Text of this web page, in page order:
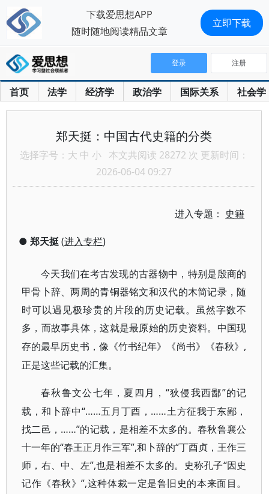
首页 法学 经济学 政治学 国际关系 社会学
登录 注册
郑天挺：中国古代史籍的分类
选择字号： 大 中 小 本文共阅读 28272 次 更新时间：
2026-06-04 09:27
进入专题： 史籍
● 郑天挺(进入专栏)
今天我们在考古发现的古器物中，特别是殷商的
甲骨卜辞、两周的青铜器铭文和汉代的木简记录，随
时可以遇见极珍贵的片段的历史记载。虽然字数不
多，而故事具体，这就是最原始的历史资料。中国现
存的最早历史书，像《竹书纪年》《尚书》《春秋》 ,
正是这些记载的汇集。
春秋鲁文公七年，夏四月， “狄侵我西鄙”的记
载，和卜辞中“……五月丁酉，……土方征我于东鄙，
找二邑，……”的记载，是相差不太多的。春秋鲁襄公
十一年的“春王正月作三军”,和卜辞的“丁酉贞，王作三
师，右、中、左”,也是相差不太多的。史称孔子“因史
记作《春秋》”,这种体裁一定是鲁旧史的本来面目。
下载爱思想APP
随时随地阅读精品文章
立即下载